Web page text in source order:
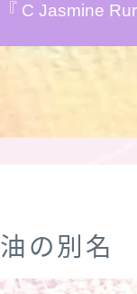
おすすめ商品
★スペシャル
FAQ
サイトマップ
『 C Jasmine
油の別名